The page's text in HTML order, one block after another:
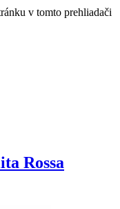
v tomto prehliadači
Rossa